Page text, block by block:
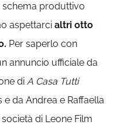
schema produttivo
aspettarcialtri otto
Per saperlo con
annuncio ufficiale da
diA Casa Tutti
da Andrea e Raffaella
di Leone Film